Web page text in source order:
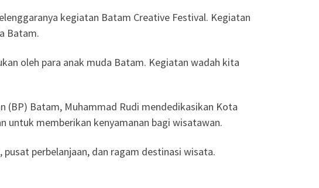
kegiatan Batam Creative Festival. Kegiatan
Batam.
oleh para anak muda Batam. Kegiatan wadah kita
(BP) Batam, Muhammad Rudi mendedikasikan Kota
memberikan kenyamanan bagi wisatawan.
perbelanjaan, dan ragam destinasi wisata.